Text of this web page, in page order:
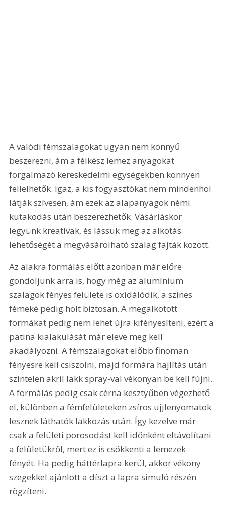
A valódi fémszalagokat ugyan nem könnyű
beszerezni, ám a félkész lemez anyagokat
forgalmazó kereskedelmi egysé­gekben könnyen
fellelhetők. Igaz, a kis fogyasztókat nem mindenhol
látják szívesen, ám ezek az alapanyagok némi
kutakodás után beszerezhetők. Vásárláskor
legyünk kreatívak, és lássuk meg az alkotás
lehetőségét a megvásárolható szalag fajták között.
Az alakra formálás előtt azonban már előre
gondoljunk arra is, hogy még az alumínium
szalagok fényes felülete is oxidálódik, a színes
fémeké pedig holt biztosan. A megalkotott
formákat pedig nem lehet újra kifényesíteni, ezért a
patina kialakulását már eleve meg kell
akadályozni. A fémszalagokat előbb finoman
fényesre kell csiszolni, majd formára hajlítás után
színtelen akril lakk spray-val vékonyan be kell fújni.
A formálás pedig csak cérna kesztyűben végezhető
el, különben a fémfelületeken zsíros ujjlenyomatok
lesznek láthatók lakkozás után. Így kezelve már
csak a felületi porosodást kell időnként eltávolítani
a felületükről, mert ez is csökkenti a lemezek
fényét. Ha pedig háttérlapra kerül, akkor vékony
szegekkel ajánlott a díszt a lapra simuló részén
rögzíteni.